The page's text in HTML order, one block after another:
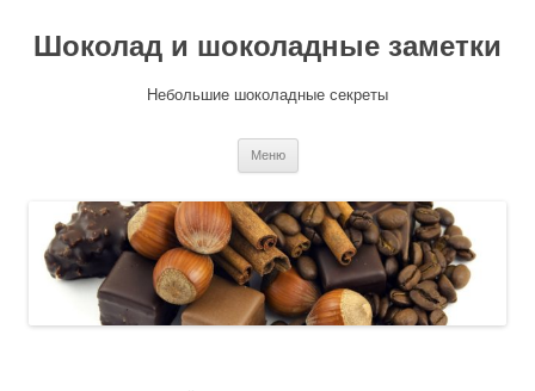
Шоколад и шоколадные заметки
Небольшие шоколадные секреты
Меню